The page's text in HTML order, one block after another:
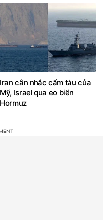
Iran cân nhắc cấm tàu của
Mỹ, Israel qua eo biển
Hormuz